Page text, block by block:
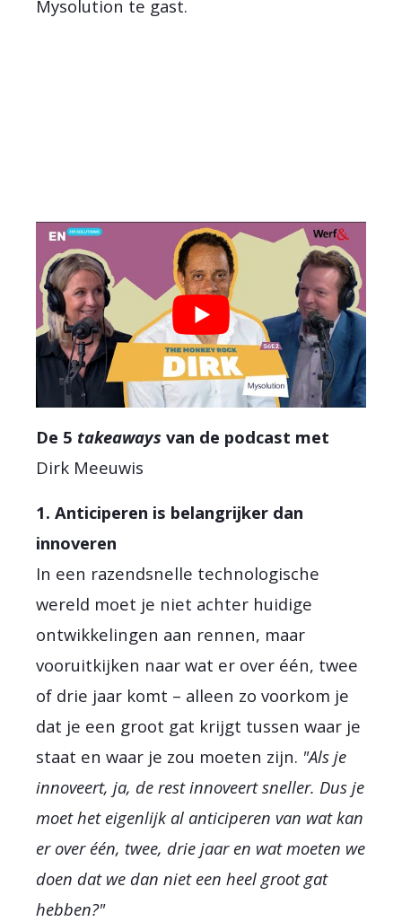
Mysolution te gast.
De 5 takeaways van de podcast met
Dirk Meeuwis
1. Anticiperen is belangrijker dan
innoveren
In een razendsnelle technologische
wereld moet je niet achter huidige
ontwikkelingen aan rennen, maar
vooruitkijken naar wat er over één, twee
of drie jaar komt – alleen zo voorkom je
dat je een groot gat krijgt tussen waar je
staat en waar je zou moeten zijn. "Als je
innoveert, ja, de rest innoveert sneller. Dus je
moet het eigenlijk al anticiperen van wat kan
er over één, twee, drie jaar en wat moeten we
doen dat we dan niet een heel groot gat
hebben?"